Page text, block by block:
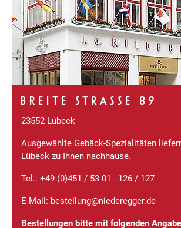
BREITE STRASSE 89
23552 Lübeck
Ausgewählte Gebäck-Spezialitäten
Lübeck zu Ihnen nachhause.
Tel.: +49 (0)451 / 53 01 - 126 / 127
E-Mail: bestellung@niederegger.de
Bestellungen bitte mit folgenden